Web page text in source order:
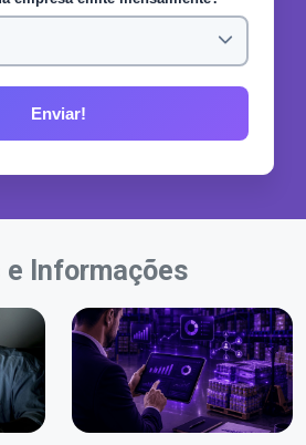
e Informações